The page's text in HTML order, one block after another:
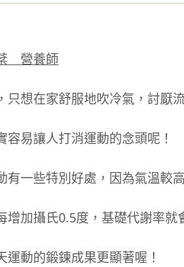
營養師
只想在家舒服地吹冷氣，討厭
容易讓人打消運動的念頭呢！
有一些特別好處，因為氣溫較
增加攝氏0.5度，基礎代謝率
運動的鍛鍊成果更顯著喔！